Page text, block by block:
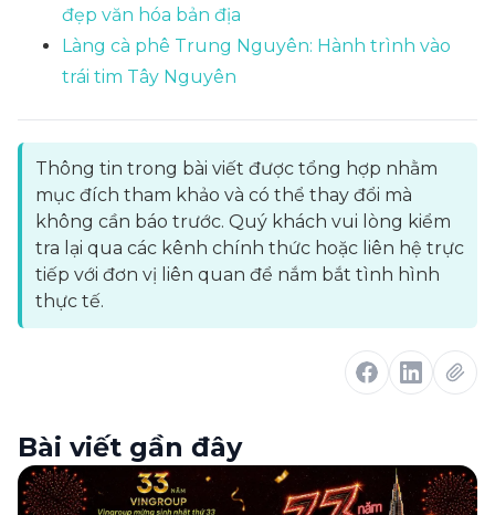
đẹp văn hóa bản địa
Làng cà phê Trung Nguyên: Hành trình vào
trái tim Tây Nguyên
Thông tin trong bài viết được tổng hợp nhằm
mục đích tham khảo và có thể thay đổi mà
không cần báo trước. Quý khách vui lòng kiểm
tra lại qua các kênh chính thức hoặc liên hệ trực
tiếp với đơn vị liên quan để nắm bắt tình hình
thực tế.
Bài viết gần đây